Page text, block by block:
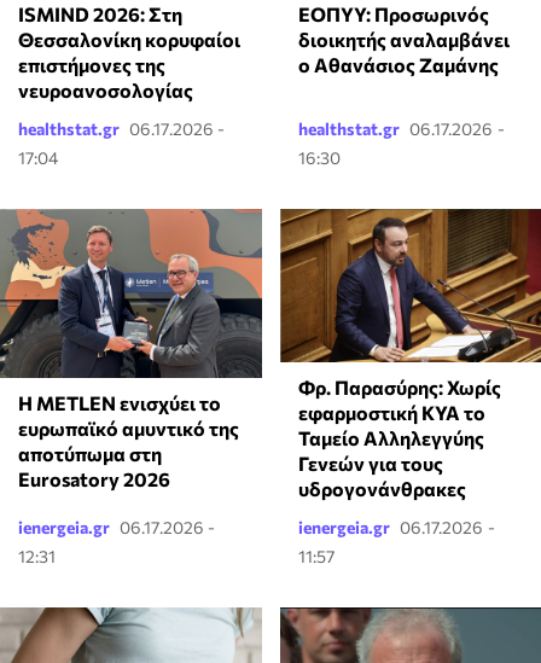
ISMIND 2026: Στη
Θεσσαλονίκη κορυφαίοι
επιστήμονες της
νευροανοσολογίας
healthstat.gr 06.17.2026 -
17:04
ΕΟΠΥΥ: Προσωρινός
διοικητής αναλαμβάνει
ο Αθανάσιος Ζαμάνης
healthstat.gr 06.17.2026 -
16:30
Η METLEN ενισχύει το
ευρωπαϊκό αμυντικό της
αποτύπωμα στη
Eurosatory 2026
ienergeia.gr 06.17.2026 -
12:31
Φρ. Παρασύρης: Χωρίς
εφαρμοστική ΚΥΑ το
Ταμείο Αλληλεγγύης
Γενεών για τους
υδρογονάνθρακες
ienergeia.gr 06.17.2026 -
11:57